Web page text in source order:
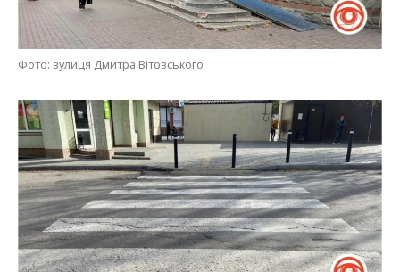
Фото: вулиця Дмитра Вітовського